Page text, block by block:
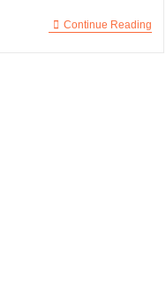
Continue Reading